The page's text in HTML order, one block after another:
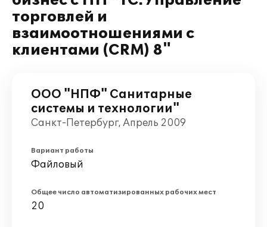
торговлей и
взаимоотношениями с
клиентами (CRM) 8"
ООО "НПФ" Санитарные
системы и технологии"
Санкт-Петербург, Апрель 2009
Вариант работы
Файловый
Общее число автоматизированных рабочих мест
20